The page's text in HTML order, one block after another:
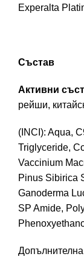
Experalta
Състав
Активни
рейши,
(INCI): Aqua,
Triglyceride,
Vaccinium
Pinus Sibirica
Ganoderma
SP Amide,